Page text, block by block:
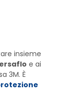
insieme
e ai
3M. È